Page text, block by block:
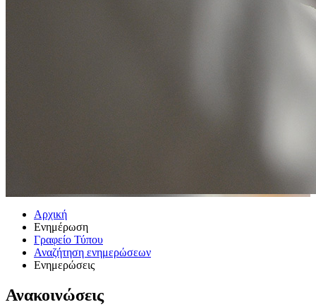
Αρχική
Ενημέρωση
Γραφείο Τύπου
Αναζήτηση ενημερώσεων
Ενημερώσεις
Ανακοινώσεις